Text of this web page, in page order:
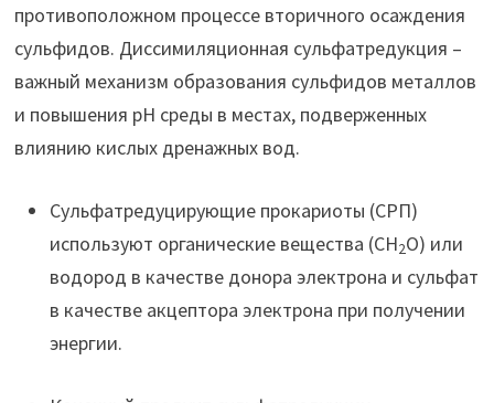
противоположном процессе вторичного осаждения
сульфидов. Диссимиляционная сульфатредукция –
важный механизм образования сульфидов металлов
и повышения рН среды в местах, подверженных
влиянию кислых дренажных вод.
Сульфатредуцирующие прокариоты (СРП)
используют органические вещества (CH2O) или
водород в качестве донора электрона и сульфат
в качестве акцептора электрона при получении
энергии.